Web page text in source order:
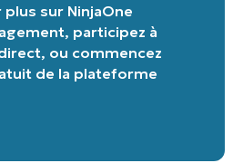
plus sur NinjaOne
, participez à
, ou commencez
de la plateforme